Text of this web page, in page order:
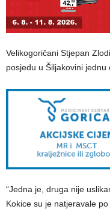
Velikogoričani Stjepan
posjedu u Šiljakovini jednu
“Jedna je, druga nije
Kokice su je natjeravale